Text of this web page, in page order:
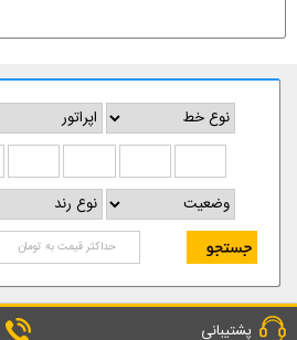
پشتیبانی